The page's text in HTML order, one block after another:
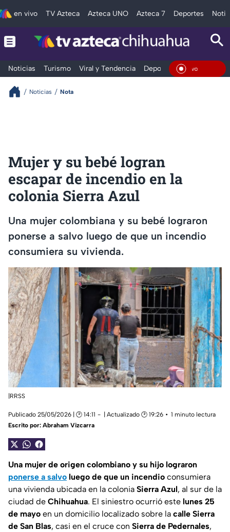
en vivo TV Azteca Azteca UNO Azteca 7 Deportes
Noticias Turismo Viral y Tendencia Deportes Espectáculos
En
Noticias Nota
Mujer y su bebé logran
escapar de incendio en la
colonia Sierra Azul
Una mujer colombiana y su bebé lograron
ponerse a salvo luego de que un incendio
consumiera su vivienda.
|RRSS
Publicado 25/05/2026 | 🕑 14:11 | Actualizado 🕑 19:26
1 minuto lectura
Escrito por: Abraham Vizcarra
Una mujer de origen colombiano y su hijo lograron
ponerse a salvo luego de que un incendio consumiera
una vivienda ubicada en la colonia Sierra Azul, al sur de la
ciudad de Chihuahua. El siniestro ocurrió este lunes 25
de mayo en un domicilio localizado sobre la calle Sierra
de San Blas, casi en el cruce con Sierra de Pedernales,